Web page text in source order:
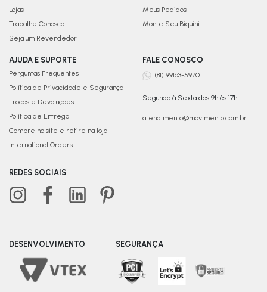
Lojas
Trabalhe Conosco
Seja um Revendedor
Meus Pedidos
Monte Seu Biquini
AJUDA E SUPORTE
Perguntas Frequentes
Política de Privacidade e Segurança
Trocas e Devoluções
Política de Entrega
Compre no site e retire na loja
International Orders
FALE CONOSCO
(81) 99163-5970
Segunda à Sexta das 9h às 17h
atendimento@movimento.com.br
REDES SOCIAIS
DESENVOLVIMENTO SEGURANÇA